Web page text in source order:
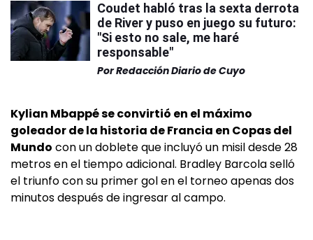
Coudet habló tras la sexta derrota
de River y puso en juego su futuro:
"Si esto no sale, me haré
responsable"
PorRedacción Diario de Cuyo
Kylian Mbappé se convirtió en el máximo
goleador de la historia de Francia en Copas del
Mundo con un doblete que incluyó un misil desde 28
metros en el tiempo adicional. Bradley Barcola selló
el triunfo con su primer gol en el torneo apenas dos
minutos después de ingresar al campo.